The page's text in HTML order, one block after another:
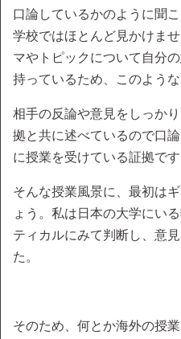
口論しているかのように聞
学校ではほとんど見かけま
マやトピックについて自分
持っているため、このような
相手の反論や意見をしっか
拠と共に述べているので口
に授業を受けている証拠です
そんな授業風景に、最初は
ょう。私は日本の大学にい
ティカルにみて判断し、意
た。
そのため、何とか海外の授